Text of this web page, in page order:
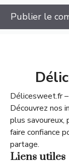
Délicesweet.fr
Découvrez nos
plus savoureux,
faire confiance
partage.
Liens utiles